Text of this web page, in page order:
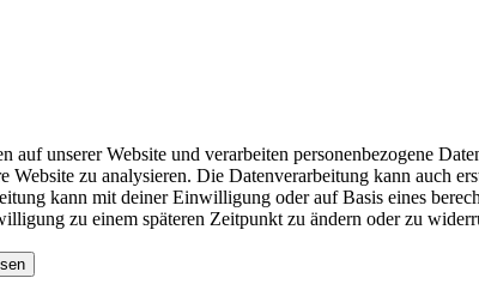
auf unserer Website und verarbeiten personenbezogene
zu analysieren. Die Datenverarbeitung kann auch
kann mit deiner Einwilligung oder auf Basis eines
zu einem späteren Zeitpunkt zu ändern oder zu